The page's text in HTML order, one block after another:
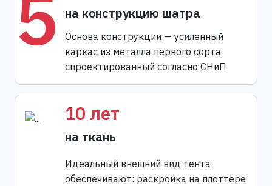
на конструкцию шатра
Основа конструкции — усиленный
каркас из металла первого сорта,
спроектированный согласно СНиП
10 лет
на ткань
Идеальный внешний вид тента
обеспечивают: раскройка на плоттере